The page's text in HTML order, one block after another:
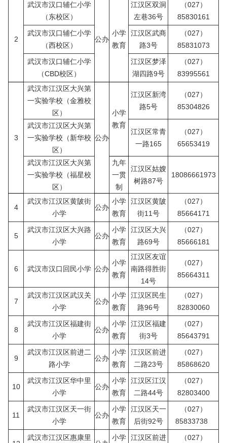
2
武汉市汉口辅仁小学
（东校区）
公办
小学
教育
江汉区双洞
左巷36号
（027）
85830161
武汉市汉口辅仁小学
（西校区）
江汉区武商
路3号
（027）
85831073
武汉市汉口辅仁小学
（CBD校区）
江汉区梦泽
湖四路9号
（027）
83995561
3
武汉市江汉区大兴第
一实验学校（金雅校
区）
公办
小学
教育
江汉区新湾
路5号
（027）
85304826
武汉市江汉区大兴第
一实验学校（新华校
区）
江汉区常青
一路165
（027）
65653419
武汉市江汉区大兴第
一实验学校（福星校
区）
九年
一贯
制
江汉区姑嫂
树路87号
18086661973
4
武汉市江汉区黄陂街
小学
公办
小学
教育
江汉区黄陂
街11号
（027）
85664171
5
武汉市江汉区大兴路
小学
公办
小学
教育
江汉区大兴
路69号
（027）
85666181
6 武汉市汉口回民小学 公办
小学
教育
江汉区友谊
南路得胜街
14号
（027）
85664311
7
武汉市江汉区武汉关
小学
公办
小学
教育
江汉区民生
路96号
（027）
82830060
8
武汉市江汉区福建街
小学
公办
小学
教育
江汉区福建
街3号
（027）
85643791
9
武汉市江汉区前进二
路小学
公办
小学
教育
江汉区前进
二路23号
（027）
85868620
10
武汉市江汉区华中里
小学
公办
小学
教育
江汉区江汉
二路44号
（027）
82803400
11
武汉市江汉区天一街
小学
公办
小学
教育
江汉区天一
后街92号
（027）
85833738
武汉市江汉区惠康里 小学 江汉区前进 （027）